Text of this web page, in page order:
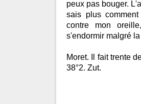
peux pas bouger.
sais plus
contre mon
s'endormir malgré
Moret. Il fait trente
38°2. Zut.